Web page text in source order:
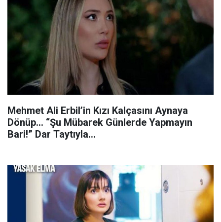
Mehmet Ali Erbil’in Kızı Kalçasını Aynaya
Dönüp… “Şu Mübarek Günlerde Yapmayın
Bari!” Dar Taytıyla…